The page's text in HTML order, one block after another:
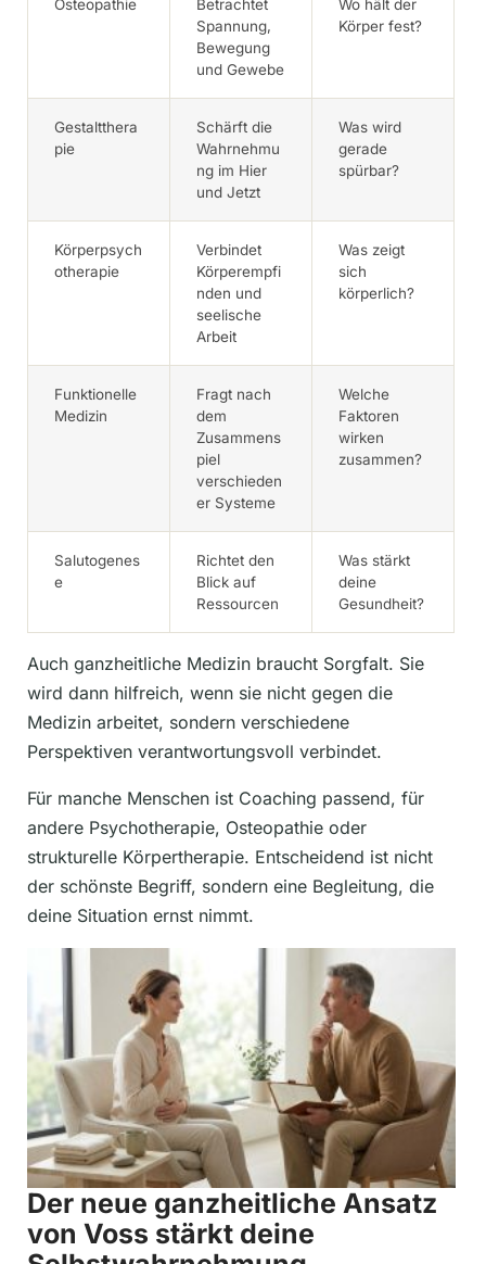
Osteopathie
Betrachtet
Spannung,
Bewegung
und Gewebe
Wo hält der
Körper fest?
Gestaltthera
pie
Schärft die
Wahrnehmu
ng im Hier
und Jetzt
Was wird
gerade
spürbar?
Körperpsych
otherapie
Verbindet
Körperempfi
nden und
seelische
Arbeit
Was zeigt
sich
körperlich?
Funktionelle
Medizin
Fragt nach
dem
Zusammens
piel
verschieden
er Systeme
Welche
Faktoren
wirken
zusammen?
Salutogenes
e
Richtet den
Blick auf
Ressourcen
Was stärkt
deine
Gesundheit?
Auch ganzheitliche Medizin braucht Sorgfalt. Sie
wird dann hilfreich, wenn sie nicht gegen die
Medizin arbeitet, sondern verschiedene
Perspektiven verantwortungsvoll verbindet.
Für manche Menschen ist Coaching passend, für
andere Psychotherapie, Osteopathie oder
strukturelle Körpertherapie. Entscheidend ist nicht
der schönste Begriff, sondern eine Begleitung, die
deine Situation ernst nimmt.
Der neue ganzheitliche Ansatz
von Voss stärkt deine